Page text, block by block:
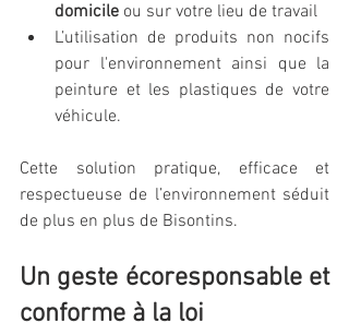
domicile ou sur votre lieu de travail
L’utilisation de produits non nocifs
pour l'environnement ainsi que la
peinture et les plastiques de votre
véhicule.
Cette solution pratique, efficace et
respectueuse de l’environnement séduit
de plus en plus de Bisontins.
Un geste écoresponsable et
conforme à la loi